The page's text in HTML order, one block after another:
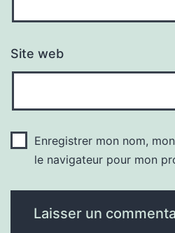
Site web
Enregistrer mon nom,
le navigateur pour mon